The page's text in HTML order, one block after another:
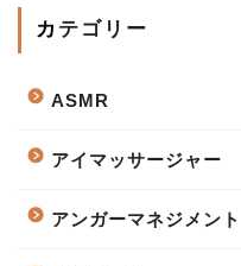
カテゴリー
ASMR
アイマッサージャー
アンガーマネジメント